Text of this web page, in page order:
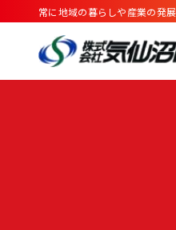
常に地域の暮らしや産業の発